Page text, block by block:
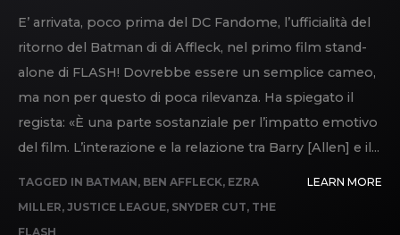
E’ arrivata, poco prima del DC Fandome, l’ufficialità del
ritorno del Batman di di Affleck, nel primo film stand-
alone di FLASH! Dovrebbe essere un semplice cameo,
ma non per questo di poca rilevanza. Ha spiegato il
regista: «È una parte sostanziale per l’impatto emotivo
del film. L’interazione e la relazione tra Barry [Allen] e il...
TAGGED IN BATMAN, BEN AFFLECK, EZRA
MILLER, JUSTICE LEAGUE, SNYDER CUT, THE
FLASH
LEARN MORE